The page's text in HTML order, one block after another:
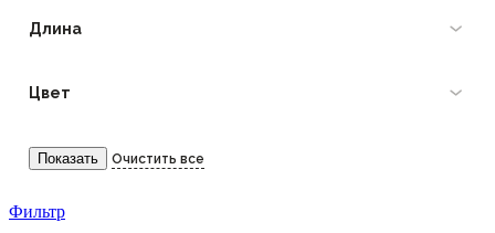
Длина
Цвет
Фильтр